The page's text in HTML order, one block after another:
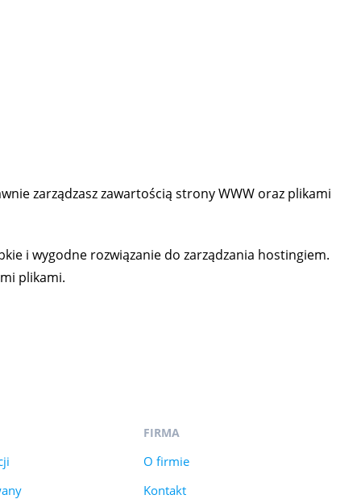
zarządzasz zawartością strony WWW oraz plikami
i wygodne rozwiązanie do zarządzania hostingiem.
plikami.
FIRMA
O firmie
Kontakt